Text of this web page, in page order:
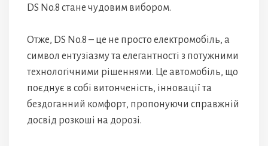
DS No.8 стане чудовим вибором.
Отже, DS No.8 – це не просто електромобіль, а
символ ентузіазму та елегантності з потужними
технологічними рішеннями. Це автомобіль, що
поєднує в собі витонченість, інновації та
бездоганний комфорт, пропонуючи справжній
досвід розкоші на дорозі.